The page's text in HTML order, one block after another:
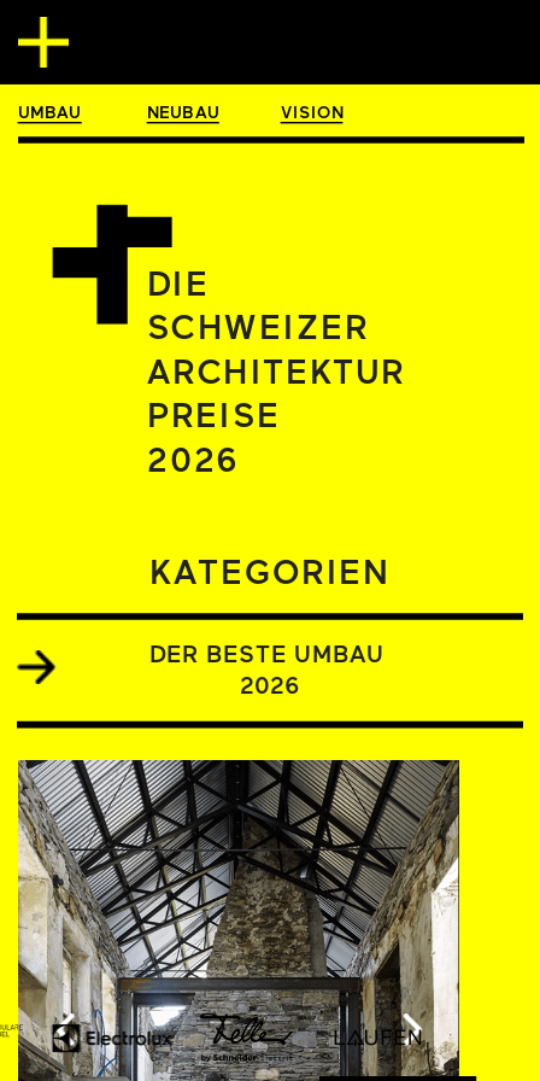
UMBAU NEUBAU VISION
DIE
SCHWEIZER
ARCHITEKTUR
PREISE
2026
DER BESTE UMBAU
2026
KATEGORIEN